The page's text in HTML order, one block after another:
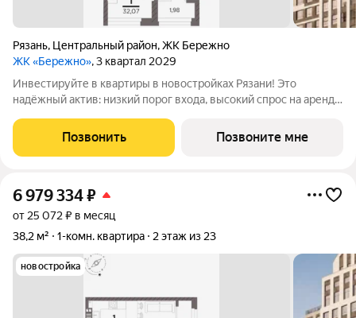
Рязань, Центральный район,ЖК Бережно
ЖК «Бережно», 3 квартал 2029
Инвестируйте в квартиры в новостройках Рязани! Это
надёжный актив: низкий порог входа, высокий спрос на аренду
Жилой квартал «Бережно» это проект класса Бизнес,
созданный с уважением к городу и
Позвонить Позвоните мне
6 979 334₽
от 25 072 ₽ в месяц
38,2 м²
1-комн. квартира 2 этаж из 23
новостройка